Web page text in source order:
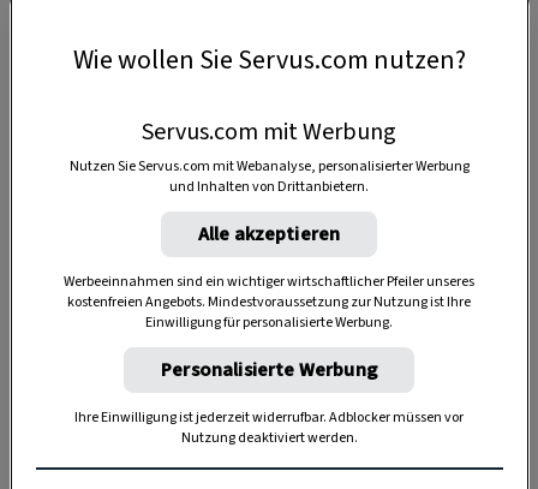
Wie wollen Sie Servus.com nutzen?
Servus.com mit Werbung
Nutzen Sie Servus.com mit Webanalyse, personalisierter Werbung
und Inhalten von Drittanbietern.
Alle akzeptieren
Werbeeinnahmen sind ein wichtiger wirtschaftlicher Pfeiler unseres
kostenfreien Angebots. Mindestvoraussetzung zur Nutzung ist Ihre
Einwilligung für personalisierte Werbung.
Personalisierte Werbung
Ihre Einwilligung ist jederzeit widerrufbar. Adblocker müssen vor
Nutzung deaktiviert werden.